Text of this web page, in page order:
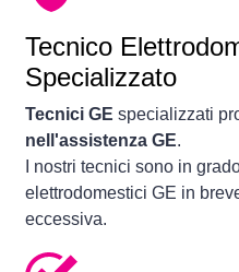
Tecnico
Specializzato
Tecnici GE specializzati
nell'assistenza GE.
I nostri tecnici sono in
elettrodomestici GE in
eccessiva.